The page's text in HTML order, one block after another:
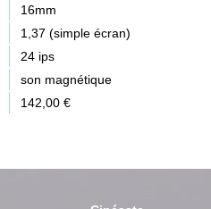
16mm
1,37 (simple écran)
24 ips
son magnétique
142,00 €